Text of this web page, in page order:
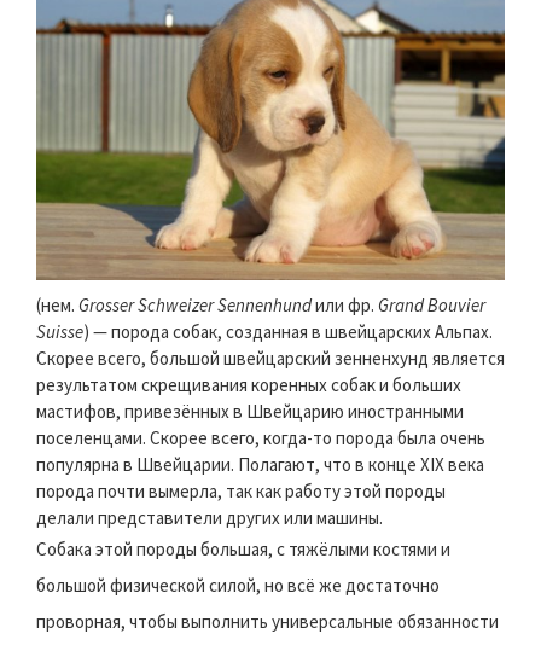
(нем. Grosser Schweizer Sennenhundили фр. Grand Bouvier
Suisse) — порода собак, созданная в швейцарских Альпах.
Скорее всего, большой швейцарский зенненхунд является
результатом скрещивания коренных собак и больших
мастифов, привезённых в Швейцарию иностранными
поселенцами. Скорее всего, когда-то порода была очень
популярна в Швейцарии. Полагают, что в конце XIX века
порода почти вымерла, так как работу этой породы
делали представители других или машины.
Собака этой породы большая, с тяжёлыми костями и
большой физической силой, но всё же достаточно
проворная, чтобы выполнить универсальные обязанности